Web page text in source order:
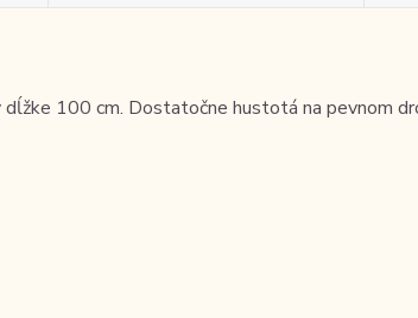
dĺžke 100 cm. Dostatočne hustotá na pevnom